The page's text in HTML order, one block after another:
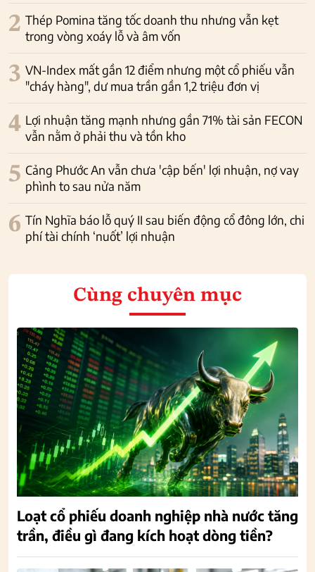
2 Thép Pomina tăng tốc doanh thu nhưng vẫn kẹt
trong vòng xoáy lỗ và âm vốn
3 VN-Index mất gần 12 điểm nhưng một cổ phiếu vẫn
"cháy hàng", dư mua trần gần 1,2 triệu đơn vị
4 Lợi nhuận tăng mạnh nhưng gần 71% tài sản FECON
vẫn nằm ở phải thu và tồn kho
5 Cảng Phước An vẫn chưa 'cập bến' lợi nhuận, nợ vay
phình to sau nửa năm
6 Tín Nghĩa báo lỗ quý II sau biến động cổ đông lớn, chi
phí tài chính ‘nuốt’ lợi nhuận
Cùng chuyên mục
Loạt cổ phiếu doanh nghiệp nhà nước tăng
trần, điều gì đang kích hoạt dòng tiền?